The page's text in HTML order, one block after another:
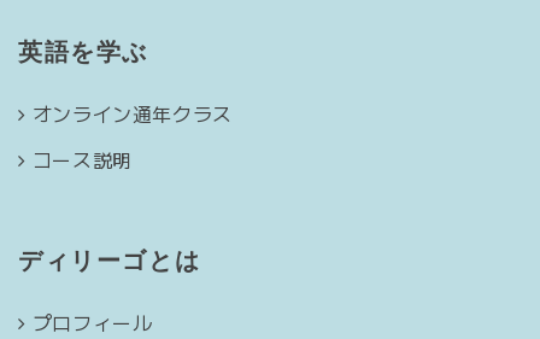
英語を学ぶ
オンライン通年クラス
コース説明
ディリーゴとは
プロフィール